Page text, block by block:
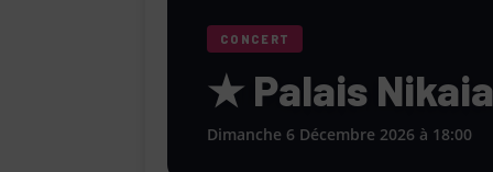
CONCERT
★ Palais
Dimanche 6 Décembre 2026 à 18:00